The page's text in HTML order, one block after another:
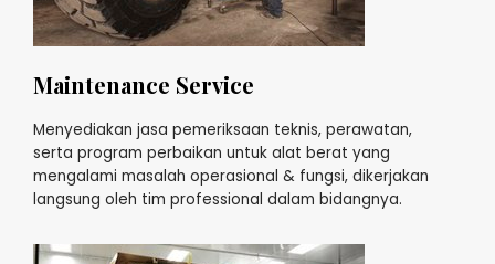
Maintenance Service
Menyediakan jasa pemeriksaan teknis, perawatan,
serta program perbaikan untuk alat berat yang
mengalami masalah operasional & fungsi, dikerjakan
langsung oleh tim professional dalam bidangnya.